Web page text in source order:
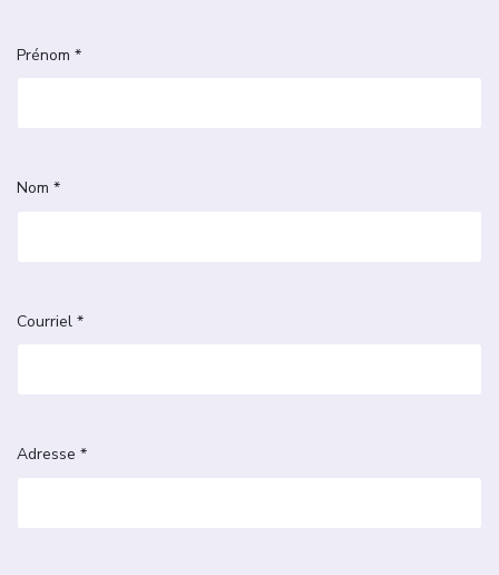
Prénom *
Nom *
Courriel *
Adresse *